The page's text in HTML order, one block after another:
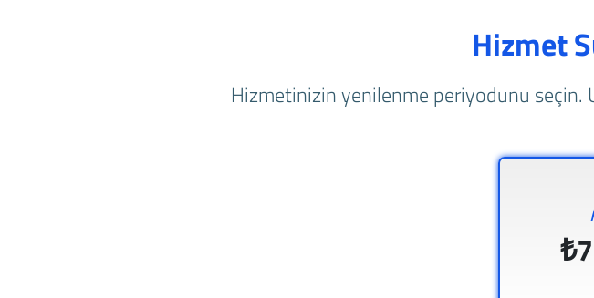
Hizmet
Hizmetinizin yenilenme periyodunu seçin.